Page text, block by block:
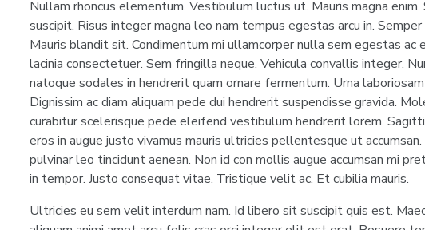
Nullam rhoncus elementum. Vestibulum luctus ut. Mauris magna
suscipit. Risus integer magna leo nam tempus egestas arcu in.
Mauris blandit sit. Condimentum mi ullamcorper nulla sem egestas ac
lacinia consectetuer. Sem fringilla neque. Vehicula convallis integer.
natoque sodales in hendrerit quam ornare fermentum. Urna
Dignissim ac diam aliquam pede dui hendrerit suspendisse gravida.
curabitur scelerisque pede eleifend vestibulum hendrerit lorem.
eros in augue justo vivamus mauris ultricies pellentesque ut
pulvinar leo tincidunt aenean. Non id con mollis augue accumsan mi
in tempor. Justo consequat vitae. Tristique velit ac. Et cubilia mauris.
Ultricies eu sem velit interdum nam. Id libero sit suscipit quis est.